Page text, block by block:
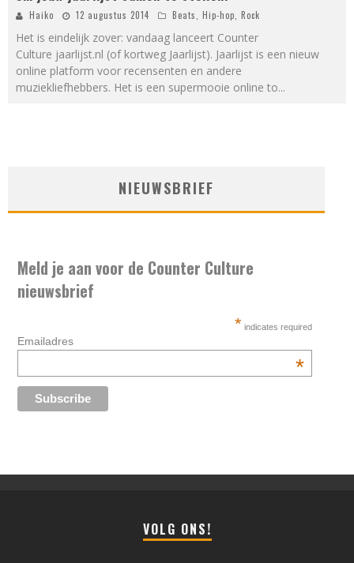
Haiko 12 augustus 2014 Beats, Hip-hop, Rock
Het is eindelijk zover: vandaag lanceert Counter
Culture jaarlijst.nl (of kortweg Jaarlijst). Jaarlijst is een nieuw
online platform voor recensenten en andere
muziekliefhebbers. Het is een supermooie online to...
NIEUWSBRIEF
Meld je aan voor de Counter Culture
nieuwsbrief
* indicates required
Emailadres
*
VOLG ONS!